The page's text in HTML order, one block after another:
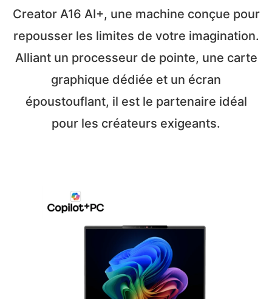
Creator A16 AI+, une machine conçue pour
repousser les limites de votre imagination.
Alliant un processeur de pointe, une carte
graphique dédiée et un écran
époustouflant, il est le partenaire idéal
pour les créateurs exigeants.